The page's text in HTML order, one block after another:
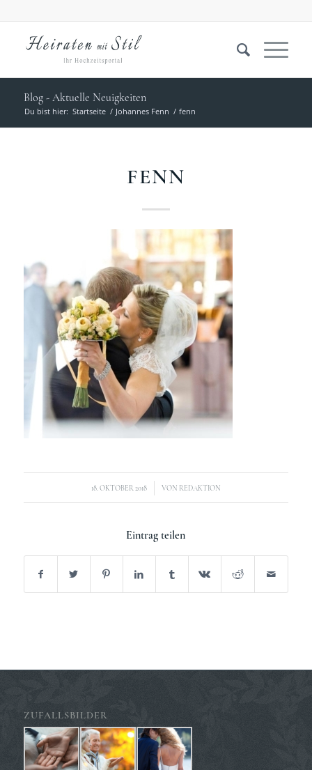
Blog - Aktuelle Neuigkeiten
Du bist hier: Startseite / Johannes Fenn / fenn
FENN
18. OKTOBER 2018
/ VON REDAKTION
Eintrag teilen
ZUFALLSBILDER